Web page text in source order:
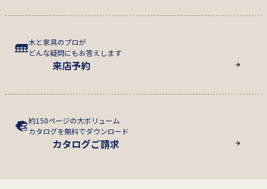
木と家具のプロが
どんな疑問にもお答えします
来店予約
約150ページの大ボリューム
カタログを無料でダウンロード
カタログご請求